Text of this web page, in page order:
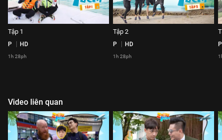
Tập 1
P HD
1h 28ph
Tập 2
P HD
1h 28ph
P
Video liên quan